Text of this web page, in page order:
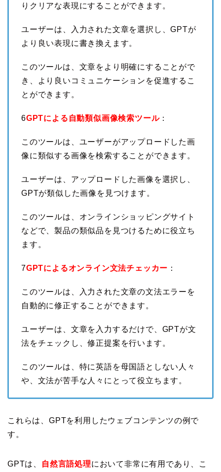
りクリアな表現にすることができます。
ユーザーは、入力された文章を選択し、GPTが
より良い表現に書き換えます。
このツールは、文章をより明確にすることがで
き、より良いコミュニケーションを促進するこ
とができます。
6GPTによる自動類似画像検索ツール：
このツールは、ユーザーがアップロードした画
像に類似する画像を検索することができます。
ユーザーは、アップロードした画像を選択し、
GPTが類似した画像を見つけます。
このツールは、オンラインショッピングサイト
などで、製品の類似品を見つけるために役立ち
ます。
7GPTによるオンライン文法チェッカー ：
このツールは、入力された文章の文法エラーを
自動的に修正することができます。
ユーザーは、文章を入力するだけで、GPTが文
法をチェックし、修正提案を行います。
このツールは、特に英語を母国語としない人々
や、文法が苦手な人々にとって役立ちます。
これらは、GPTを利用したウェブコンテンツの例で
す。
GPTは、 自然言語処理において非常に有用であり、こ